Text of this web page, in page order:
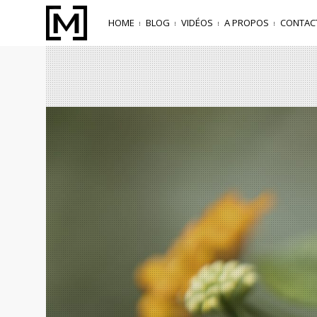
HOME BLOG VIDÉOS A PROPOS